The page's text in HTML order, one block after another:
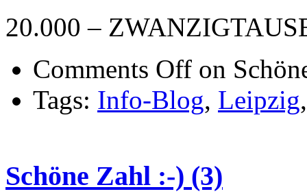
20.000 –
Comments Off on
Tags: Info-Blog, Leipzig
Schöne Zahl :-) (3)